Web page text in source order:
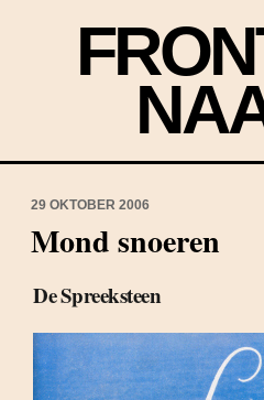
29 OKTOBER 2006
Mond snoeren
De Spreeksteen